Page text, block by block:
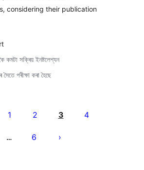
considering their publication
কমটা সক্ৰিয় ইনষ্টলেশ্যন
পৰীক্ষা কৰা হৈছে
1 2 3 4
… 6